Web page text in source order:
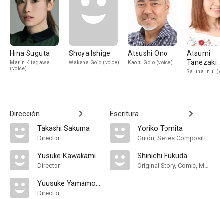
Hina Suguta
Marin Kitagawa
(voice)
Shoya Ishige
Wakana Gojo (voice)
Atsushi Ono
Kaoru Gojo (voice)
Atsumi
Tanezaki
Sajuna Inui
Dirección
Takashi Sakuma
Director
Yusuke Kawakami
Director
Yuusuke Yamamoto
Director
Escritura
Yoriko Tomita
Guión, Series Composition
Shinichi Fukuda
Original Story, Comic, Manga